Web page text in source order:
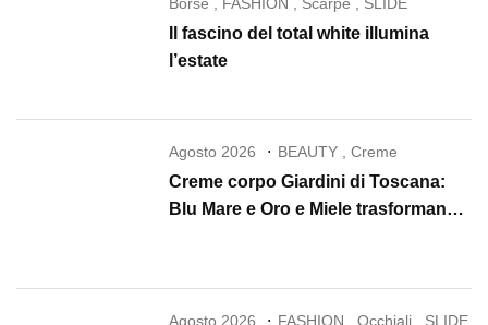
Il fascino del total white illumina
l’estate
Agosto 2026 BEAUTY ,Creme
Creme corpo Giardini di Toscana:
Blu Mare e Oro e Miele trasformano
Agosto 2026 FASHION ,Occhiali SLIDE